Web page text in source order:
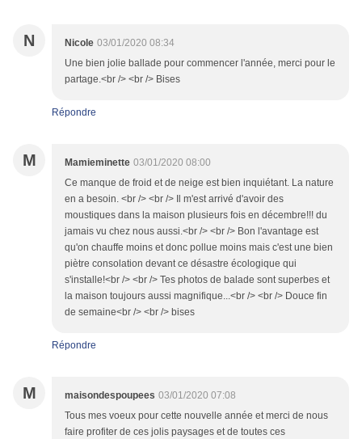
N Nicole 03/01/2020 08:34
Une bien jolie ballade pour commencer l'année, merci pour le
partage.<br /> <br /> Bises
Répondre
M Mamieminette 03/01/2020 08:00
Ce manque de froid et de neige est bien inquiétant. La nature
en a besoin. <br /> <br /> Il m'est arrivé d'avoir des
moustiques dans la maison plusieurs fois en décembre!!! du
jamais vu chez nous aussi.<br /> <br /> Bon l'avantage est
qu'on chauffe moins et donc pollue moins mais c'est une bien
piètre consolation devant ce désastre écologique qui
s'installe!<br /> <br /> Tes photos de balade sont superbes et
la maison toujours aussi magnifique...<br /> <br /> Douce fin
de semaine<br /> <br /> bises
Répondre
M maisondespoupees 03/01/2020 07:08
Tous mes voeux pour cette nouvelle année et merci de nous
faire profiter de ces jolis paysages et de toutes ces